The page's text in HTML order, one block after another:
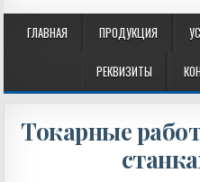
ГЛАВНАЯ ПРОДУКЦИЯ
РЕКВИЗИТЫ
Токарные